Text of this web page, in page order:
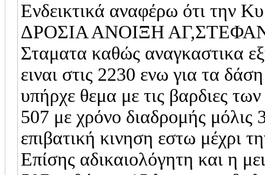
Ενδεικτικά αναφέρω ότι την
ΔΡΟΣΙΑ ΑΝΟΙΞΗ
Σταματα καθώς αναγκαστικα
ειναι στις 2230 ενω για τα
υπήρχε θεμα με τις βαρδιες
507 με χρόνο διαδρομής
επιβατική κινηση εστω μέχρι
Επίσης αδικαιολόγητη και η